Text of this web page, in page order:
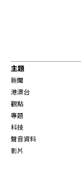
主題
新聞
港澳台
觀點
專題
科技
聲音資料
影片